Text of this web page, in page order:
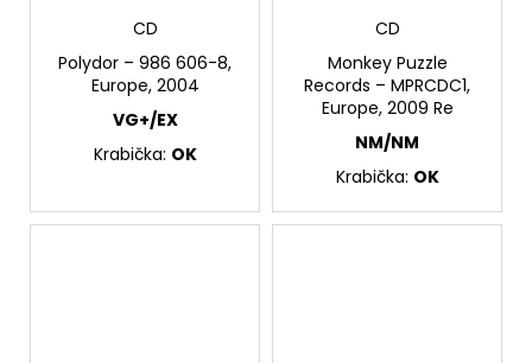
CD
Polydor – 986 606-8,
Europe, 2004
VG+/EX
Krabička: OK
CD
Monkey Puzzle
Records – MPRCDC1,
Europe, 2009 Re
NM/NM
Krabička: OK